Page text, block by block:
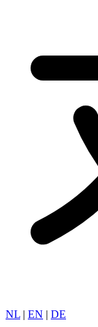
NL | EN | DE